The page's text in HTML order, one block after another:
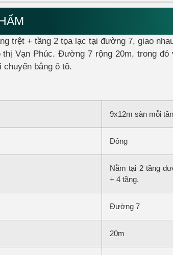
trệt + tầng 2 tọa lạc tại đường 7, giao
thị Vạn Phúc. Đường 7 rộng 20m, trong
chuyển bằng ô tô.
9x12m sàn mỗi
Đông
Nằm tại 2 tầng
+ 4 tầng.
Đường 7
20m